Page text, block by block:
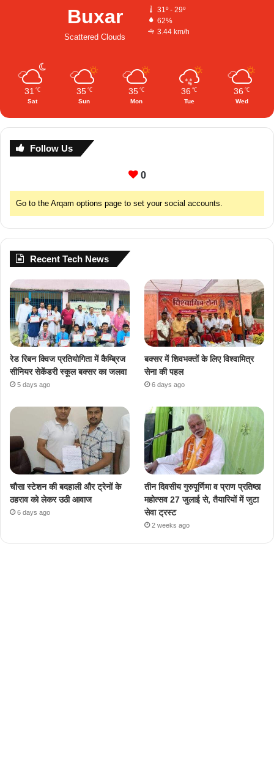
Buxar
Scattered Clouds
31º - 29º
62%
3.44 km/h
31 ℃
Sat
35 ℃
Sun
35 ℃
Mon
36 ℃
Tue
36 ℃
Wed
Follow Us
0
Go to the Arqam options page to set your social accounts.
Recent Tech News
रेड रिबन क्विज प्रतियोगिता में कैम्ब्रिज
सीनियर सेकेंडरी स्कूल बक्सर का जलवा
5 days ago
बक्सर में शिवभक्तों के लिए विश्वामित्र
सेना की पहल
6 days ago
चौसा स्टेशन की बदहाली और ट्रेनों के
ठहराव को लेकर उठी आवाज
6 days ago
तीन दिवसीय गुरुपूर्णिमा व प्राण प्रतिष्ठा
महोत्सव 27 जुलाई से, तैयारियों में जुटा
सेवा ट्रस्ट
2 weeks ago